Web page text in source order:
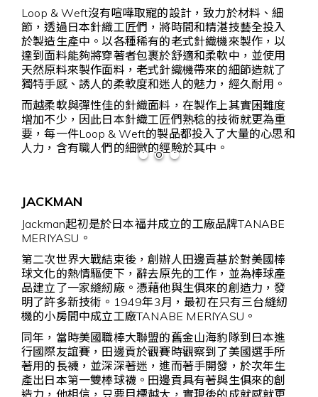
Loop & Weft沒有喧嘩取寵的設計，致力於材料、細
節，透過日本針織工匠們，將時間和精湛技藝全投入
於製造生產中。以各種稀有的老式針織機來製作，以
達到面料能夠將穿著者包裹於舒適和柔軟中，並使用
天然原料來製作面料，老式針織機帶來的細節造就了
獨特手感、誘人的柔軟度和迷人的魅力，經久耐用。
而越柔軟與彈性佳的針織面料，在製作上其實困難度
增加不少，因此日本針織工匠們熟稔的技術就更為重
要，每一件Loop & Weft的製品都投入了大量的心思和
人力，含有職人們的細微的經驗於其中。
JACKMAN
Jackman起初是於日本福井成立的工廠品牌TANABE
MERIYASU。
第二次世界大戰結束後，創辦人田邊貢基於對美國棒
球文化的熱情驅使下，辭去原先的工作，並為棒球產
品建立了一家縫紉廠。憑藉他與生俱來的創造力，發
明了許多新技術。1949年3月，最初在只有三台縫紉
機的小房間中成立工廠TANABE MERIYASU。
同年，當時美國職棒大聯盟的舊金山海豹隊到日本進
行國際友誼賽，田邊貢於觀賽時觀察到了美國選手所
著用的長襪，並深深著迷，進而著手開發，於次年生
產出日本第一雙棒球襪。田邊貢具有著與生俱來的創
造力，他相信，只要目標越大，實現後的成就感就更